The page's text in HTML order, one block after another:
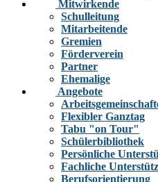
Mitwirkende
Schulleitung
Mitarbeitende
Gremien
Förderverein
Partner
Ehemalige
Angebote
Flexibler Ganztag
Tabu "on Tour"
Schülerbibliothek
Persönliche
Fachliche
Berufsorientierung